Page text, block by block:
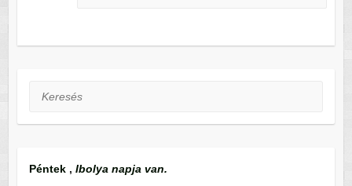
Keresés
Péntek , Ibolya napja van.